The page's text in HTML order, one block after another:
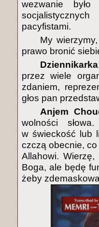
wezwanie
pacyfistami.
My
prawo bronić
Dziennikarka
przez wiele
zdaniem,
głos pan
Anjem
wolności
w świeckość lub
czczą obecnie,
Allahowi.
Boga, ale będę
żeby